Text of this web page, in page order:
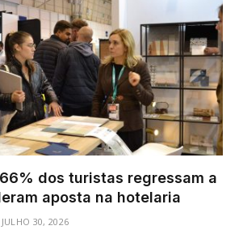
66% dos turistas regressam a
aposta na hotelaria
JULHO 30, 2026